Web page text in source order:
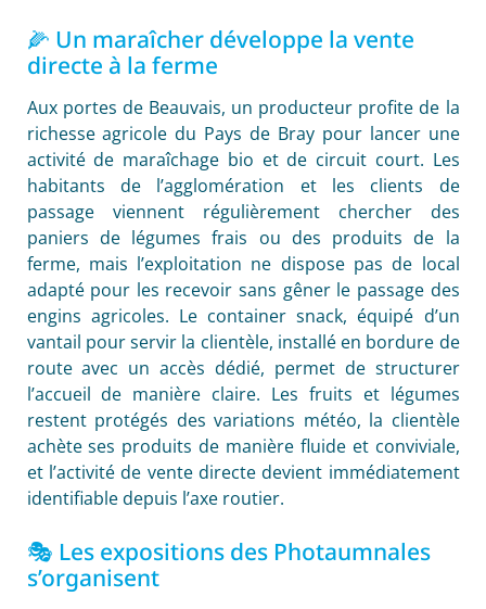
🌽 Un maraîcher développe la vente
directe à la ferme
Aux portes de Beauvais, un producteur profite de la
richesse agricole du Pays de Bray pour lancer une
activité de maraîchage bio et de circuit court. Les
habitants de l’agglomération et les clients de
passage viennent régulièrement chercher des
paniers de légumes frais ou des produits de la
ferme, mais l’exploitation ne dispose pas de local
adapté pour les recevoir sans gêner le passage des
engins agricoles. Le container snack, équipé d’un
vantail pour servir la clientèle, installé en bordure de
route avec un accès dédié, permet de structurer
l’accueil de manière claire. Les fruits et légumes
restent protégés des variations météo, la clientèle
achète ses produits de manière fluide et conviviale,
et l’activité de vente directe devient immédiatement
identifiable depuis l’axe routier.
🎭 Les expositions des Photaumnales
s’organisent